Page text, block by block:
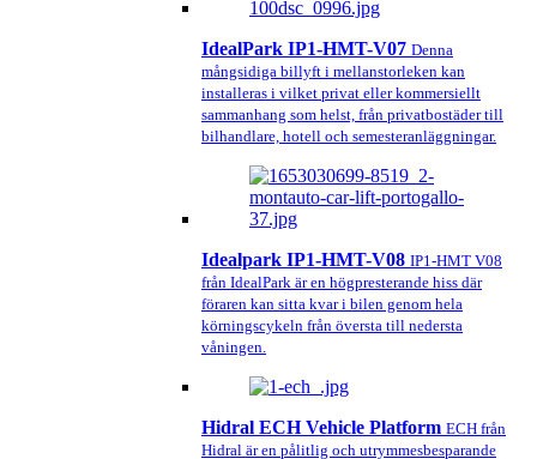
IdealPark IP1-HMT-V07 Denna
mångsidiga billyft i mellanstorleken kan
installeras i vilket privat eller kommersiellt
sammanhang som helst, från privatbostäder till
bilhandlare, hotell och semesteranläggningar.
Idealpark IP1-HMT-V08 IP1-HMT V08
från IdealPark är en högpresterande hiss där
föraren kan sitta kvar i bilen genom hela
körningscykeln från översta till nedersta
våningen.
Hidral ECH Vehicle Platform ECH från
Hidral är en pålitlig och utrymmesbesparande